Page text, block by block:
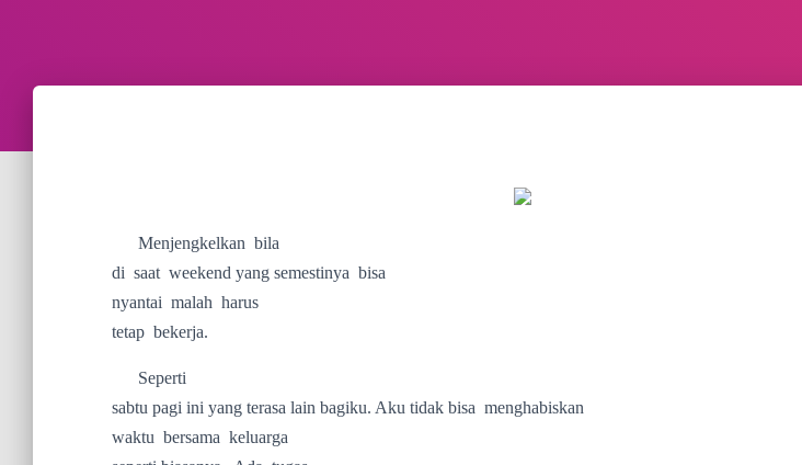
Menjengkelkan bila
di saat weekend yang semestinya bisa
nyantai malah harus
tetap bekerja.
Seperti
sabtu pagi ini yang terasa lain bagiku. Aku tidak bisa menghabiskan
waktu bersama keluarga